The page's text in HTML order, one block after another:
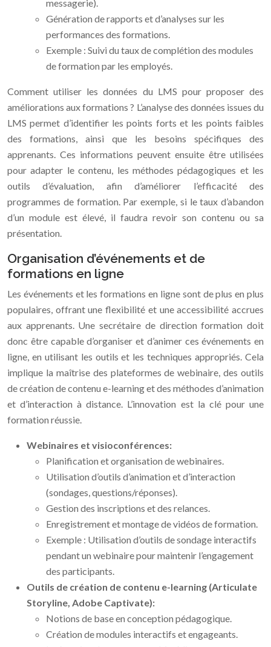
messagerie).
Génération de rapports et d’analyses sur les
performances des formations.
Exemple : Suivi du taux de complétion des modules
de formation par les employés.
Comment utiliser les données du LMS pour proposer des
améliorations aux formations ? L’analyse des données issues du
LMS permet d’identifier les points forts et les points faibles
des formations, ainsi que les besoins spécifiques des
apprenants. Ces informations peuvent ensuite être utilisées
pour adapter le contenu, les méthodes pédagogiques et les
outils d’évaluation, afin d’améliorer l’efficacité des
programmes de formation. Par exemple, si le taux d’abandon
d’un module est élevé, il faudra revoir son contenu ou sa
présentation.
Organisation d’événements et de
formations en ligne
Les événements et les formations en ligne sont de plus en plus
populaires, offrant une flexibilité et une accessibilité accrues
aux apprenants. Une secrétaire de direction formation doit
donc être capable d’organiser et d’animer ces événements en
ligne, en utilisant les outils et les techniques appropriés. Cela
implique la maîtrise des plateformes de webinaire, des outils
de création de contenu e-learning et des méthodes d’animation
et d’interaction à distance. L’innovation est la clé pour une
formation réussie.
Webinaires et visioconférences:
Planification et organisation de webinaires.
Utilisation d’outils d’animation et d’interaction
(sondages, questions/réponses).
Gestion des inscriptions et des relances.
Enregistrement et montage de vidéos de formation.
Exemple : Utilisation d’outils de sondage interactifs
pendant un webinaire pour maintenir l’engagement
des participants.
Outils de création de contenu e-learning (Articulate
Storyline, Adobe Captivate):
Notions de base en conception pédagogique.
Création de modules interactifs et engageants.